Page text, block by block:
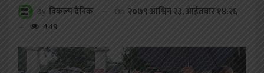
By विकल्प दैनिक On २०७९ आश्विन २३, आईतवार १४:२६
449